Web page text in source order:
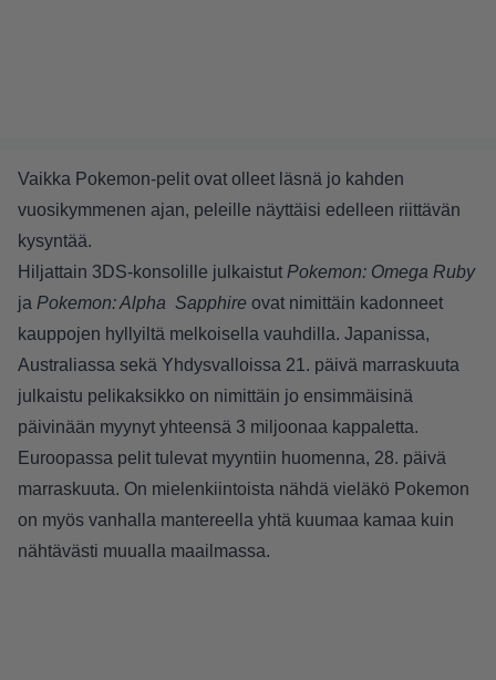
Vaikka Pokemon-pelit ovat olleet läsnä jo kahden
vuosikymmenen ajan, peleille näyttäisi edelleen riittävän
kysyntää.
Hiljattain 3DS-konsolille julkaistut Pokemon: Omega Ruby
ja Pokemon: Alpha Sapphire ovat nimittäin kadonneet
kauppojen hyllyiltä melkoisella vauhdilla. Japanissa,
Australiassa sekä Yhdysvalloissa 21. päivä marraskuuta
julkaistu pelikaksikko on nimittäin jo ensimmäisinä
päivinään myynyt yhteensä 3 miljoonaa kappaletta.
Euroopassa pelit tulevat myyntiin huomenna, 28. päivä
marraskuuta. On mielenkiintoista nähdä vieläkö Pokemon
on myös vanhalla mantereella yhtä kuumaa kamaa kuin
nähtävästi muualla maailmassa.